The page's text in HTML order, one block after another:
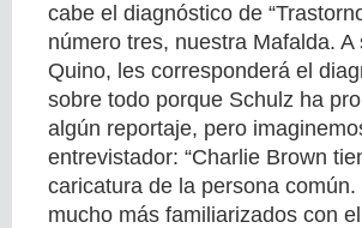
cabe el diagnóstico de
número tres, nuestra Mafalda.
Quino, les corresponderá el
sobre todo porque Schulz ha
algún reportaje, pero
entrevistador: “Charlie Brown
caricatura de la persona
mucho más familiarizados con